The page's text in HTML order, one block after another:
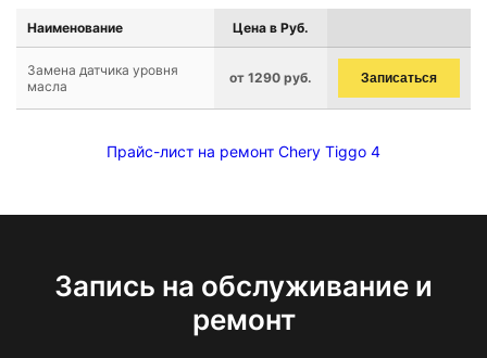
Наименование Цена в Руб.
Замена датчика уровня
масла
от 1290 руб. Записаться
Прайс-лист на ремонт Chery Tiggo 4
Запись на обслуживание и
ремонт